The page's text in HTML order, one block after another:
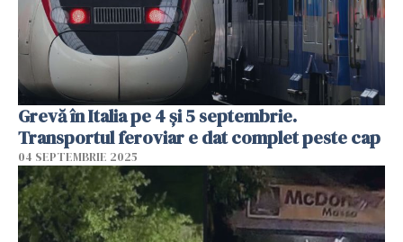
Grevă în Italia pe 4 și 5 septembrie.
Transportul feroviar e dat complet peste cap
04 SEPTEMBRIE 2025